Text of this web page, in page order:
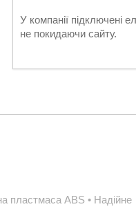
У компанії підключені
не покидаючи сайту.
пластмаса ABS • Надійне